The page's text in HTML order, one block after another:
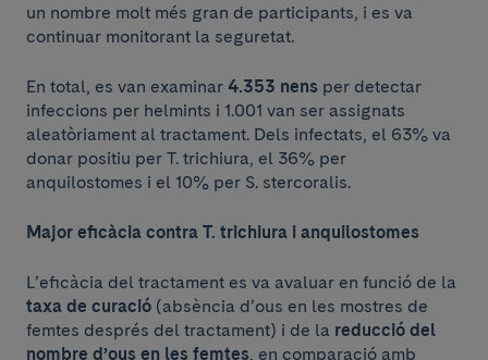
un nombre molt més gran de participants, i es va
continuar monitorant la seguretat.
En total, es van examinar 4.353 nens per detectar
infeccions per helmints i 1.001 van ser assignats
aleatòriament al tractament. Dels infectats, el 63% va
donar positiu per T. trichiura, el 36% per
anquilostomes i el 10% per S. stercoralis.
Major eficàcia contra T. trichiura i anquilostomes
L’eficàcia del tractament es va avaluar en funció de la
taxa de curació (absència d’ous en les mostres de
femtes després del tractament) i de la reducció del
nombre d’ous en les femtes, en comparació amb